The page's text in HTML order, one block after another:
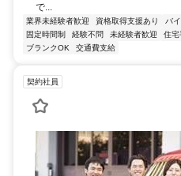
で...
業界未経験者歓迎 資格取得支援あり バ
固定時間制
経験不問 未経験者歓迎 住宅
ブランクOK
交通費支給
契約社員